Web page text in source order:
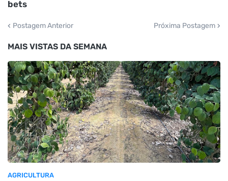
bets
Postagem Anterior Próxima Postagem
MAIS VISTAS DA SEMANA
AGRICULTURA